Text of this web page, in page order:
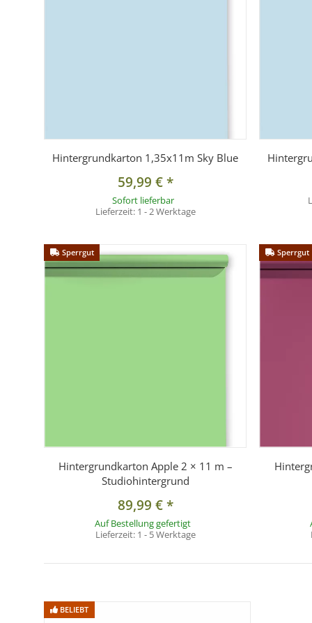
Hintergrundkarton 1,35x11m Sky Blue
59,99 €*
Sofort lieferbar
Lieferzeit: 1 - 2 Werktage
Sperrgut
Hintergrundkarton Apple 2 × 11 m –
Studiohintergrund
89,99 €*
Auf Bestellung gefertigt
Lieferzeit: 1 - 5 Werktage
Sperrgut
BELIEBT